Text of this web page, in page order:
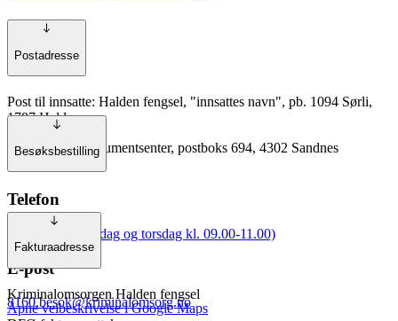
Postadresse
Post til innsatte: Halden fengsel, "innsattes navn", pb. 1094 Sørli,
1787 Halden
Annen post: Dokumentsenter, postboks 694, 4302 Sandnes
Besøksbestilling
Telefon
69 21 46 00 (tirsdag og torsdag kl. 09.00-11.00)
E-post
8160.besok@kriminalomsorg.no
Fakturaadresse
Kriminalomsorgen Halden fengsel
Åpne veibeskrivelse i Google Maps